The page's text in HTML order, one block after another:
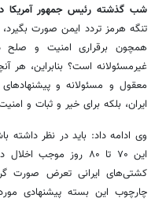
شب گذشته رئیس جمهور آمریکا
تنگه هرمز تردد ایمن صورت
همچون برقراری امنیت و صلح در
غیرمسئولانه است؟ بنابراین، هر
معقول و مسئولانه و
ایران، بلکه برای خیر و ثبات و
وی ادامه داد: باید در نظر داشته
این ۷۰ تا ۸۰ روز
کشتی‌های ایرانی تعرض صورت
چارچوب این بسته پیشنهادی